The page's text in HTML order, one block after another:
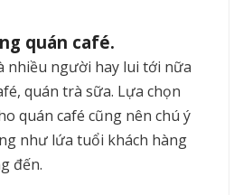
quán café.
nhiều người hay lui tới nữa
quán trà sữa. Lựa chọn
quán café cũng nên chú ý
như lứa tuổi khách hàng
đến.